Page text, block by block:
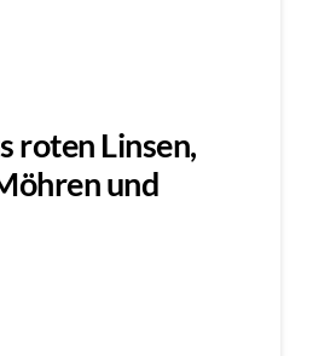
roten Linsen,
und